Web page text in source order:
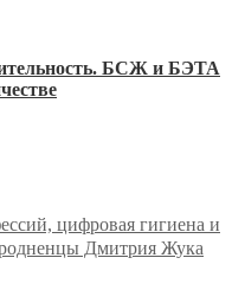
БСЖ и БЭТА
цифровая гигиена и
Дмитрия Жука